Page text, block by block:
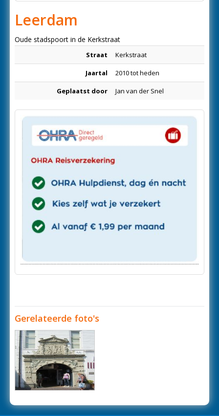
Leerdam
Oude stadspoort in de Kerkstraat
Straat Kerkstraat
Jaartal 2010 tot heden
Geplaatst door Jan van der Snel
Gerelateerde foto's